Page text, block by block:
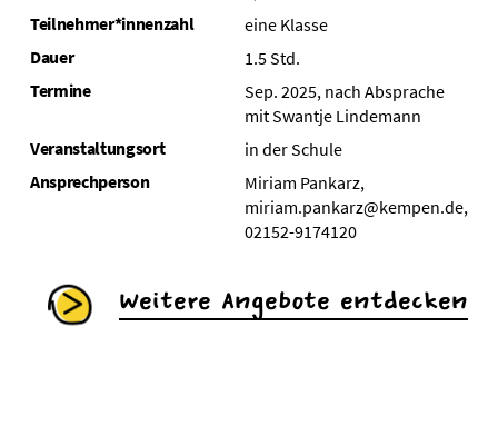
Teilnehmer*innenzahl
eine Klasse
Dauer
1.5 Std.
Termine
Sep. 2025, nach Absprache
mit Swantje Lindemann
Veranstaltungsort
in der Schule
Ansprechperson
Miriam Pankarz,
miriam.pankarz@kempen.de,
02152-9174120
Weitere Angebote entdecken